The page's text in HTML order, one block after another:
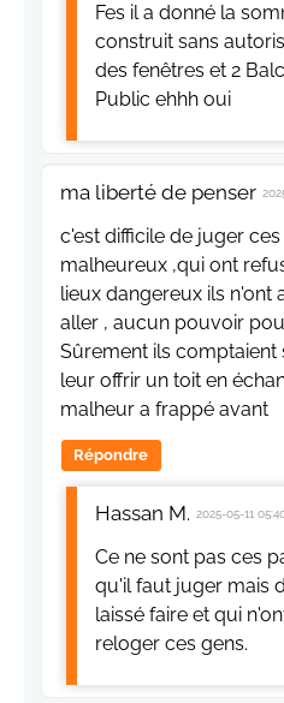
Fes il a donné la
construit sans
des fenêtres et 2
Public ehhh oui
ma liberté de penser
c'est difficile de juger
malheureux ,qui ont
lieux dangereux ils
aller , aucun pouvoir
Sûrement ils comptaient
leur offrir un toit en
malheur a frappé avant
Répondre
Hassan M. 2025-05-11
Ce ne sont pas ces
qu'il faut juger mais
laissé faire et qui
reloger ces gens.